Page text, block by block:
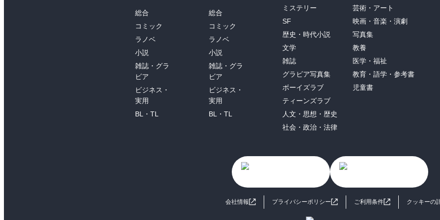
総合
コミック
ラノベ
小説
雑誌・グラ
ビア
ビジネス・
実用
BL・TL
総合
コミック
ラノベ
小説
雑誌・グラ
ビア
ビジネス・
実用
BL・TL
ミステリー
SF
歴史・時代小説
文学
雑誌
グラビア写真集
ボーイズラブ
ティーンズラブ
人文・思想・歴史
社会・政治・法律
芸術・アート
映画・音楽・演劇
写真集
教養
医学・福祉
教育・語学・参考書
児童書
会社情報 プライバシーポリシー ご利用条件 クッキーの